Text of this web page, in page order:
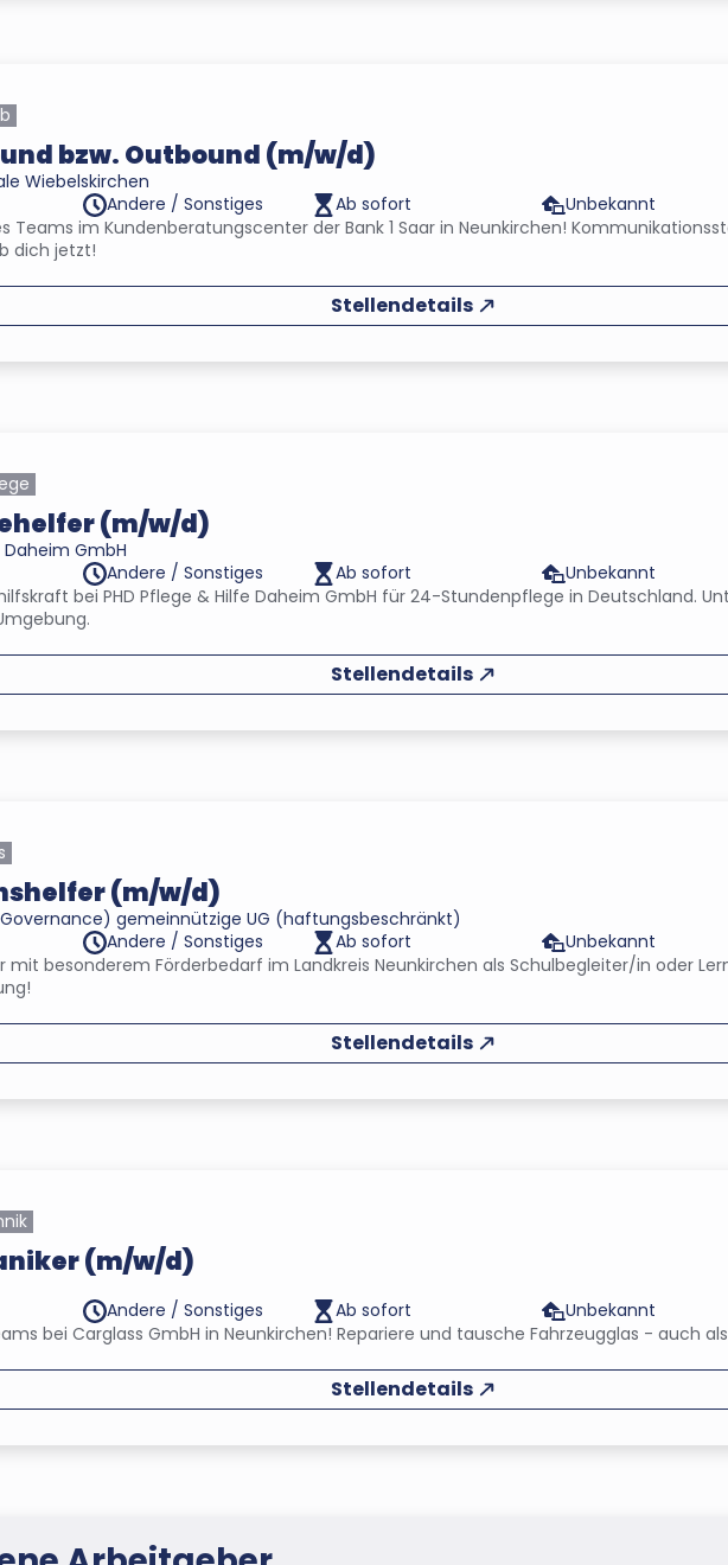
bzw. Outbound (m/w/d)
Wiebelskirchen
Andere / Sonstiges Ab sofort
Unbekannt
Teams im Kundenberatungscenter der Bank 1 Saar in Neunkirchen!
dich jetzt!
Stellendetails
(m/w/d)
Daheim GmbH
Andere / Sonstiges Ab sofort
Unbekannt
bei PHD Pflege & Hilfe Daheim GmbH für 24-Stundenpflege in Deutschland.
Stellendetails
(m/w/d)
gemeinnützige UG (haftungsbeschränkt)
Andere / Sonstiges Ab sofort
Unbekannt
mit besonderem Förderbedarf im Landkreis Neunkirchen als Schulbegleiter/in oder
Stellendetails
(m/w/d)
Andere / Sonstiges Ab sofort
Unbekannt
bei Carglass GmbH in Neunkirchen! Repariere und tausche Fahrzeugglas - auch
Stellendetails